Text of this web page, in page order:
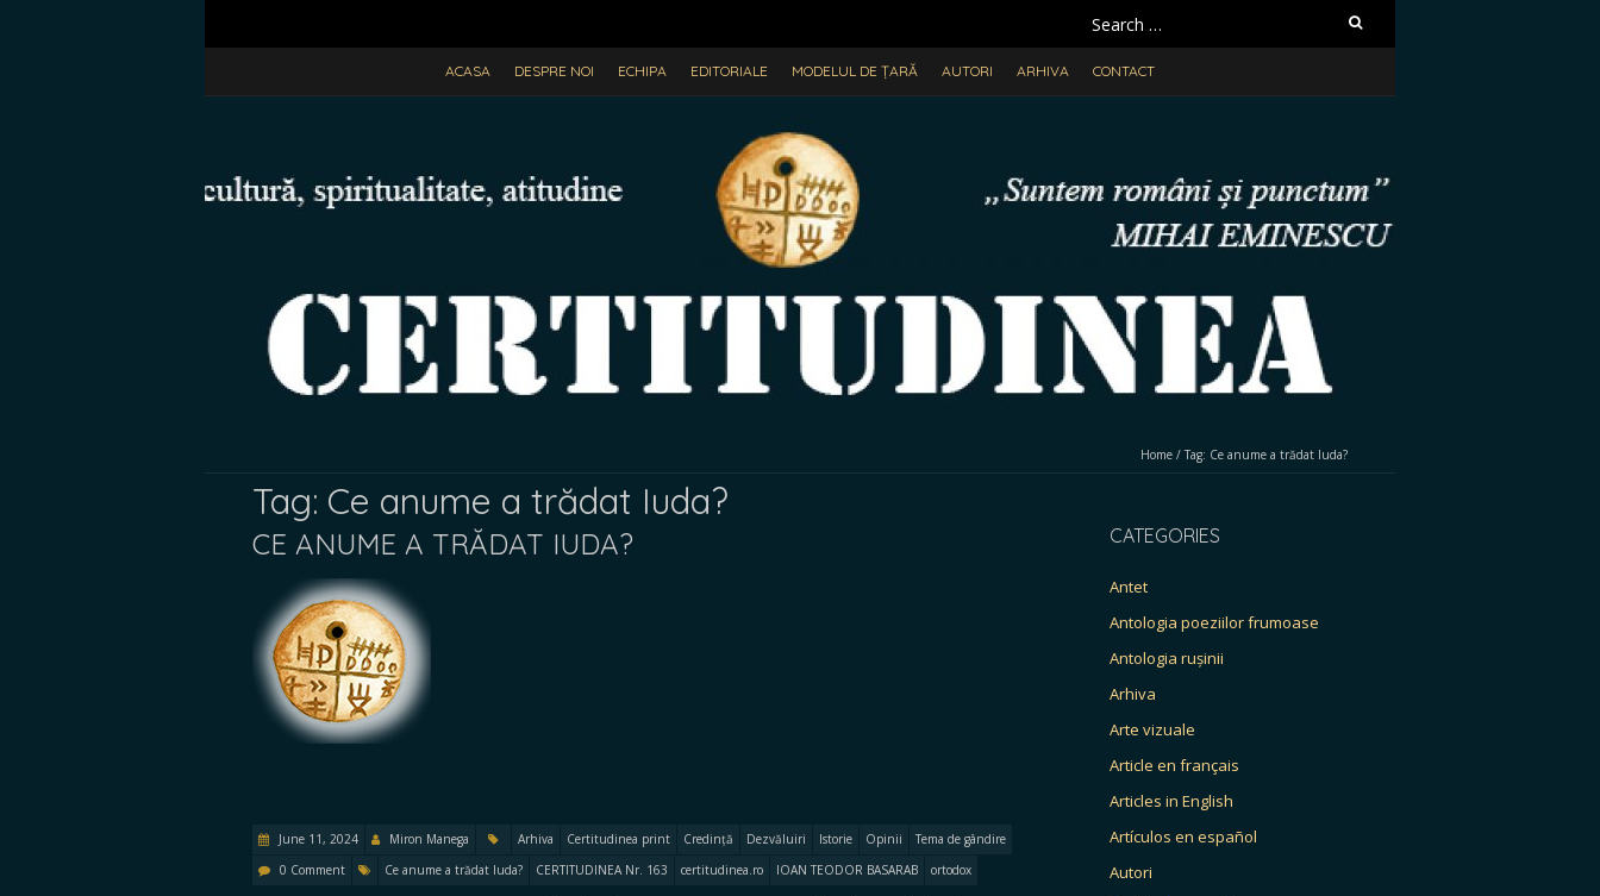
Search
for:
ACASA DESPRE NOI ECHIPA EDITORIALE MODELUL DE ȚARĂ AUTORI ARHIVA CONTACT
Home / Tag: Ce anume a trădat Iuda?
Tag: Ce anume a trădat Iuda?
CE ANUME A TRĂDAT IUDA?
June 11, 2024 Miron Manega Arhiva Certitudinea print Credință Dezvăluiri Istorie Opinii
Tema de gândire
0 Comment
Ce anume a trădat Iuda? CERTITUDINEA Nr. 163 certitudinea.ro IOAN TEODOR BASARAB ortodox
CATEGORIES
Antet
Antologia poeziilor frumoase
Antologia rușinii
Arhiva
Arte vizuale
Article en français
Articles in English
Artículos en español
Autori